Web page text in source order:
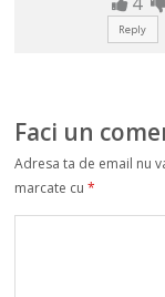
Reply
Faci un
Adresa ta de email nu
marcate cu*